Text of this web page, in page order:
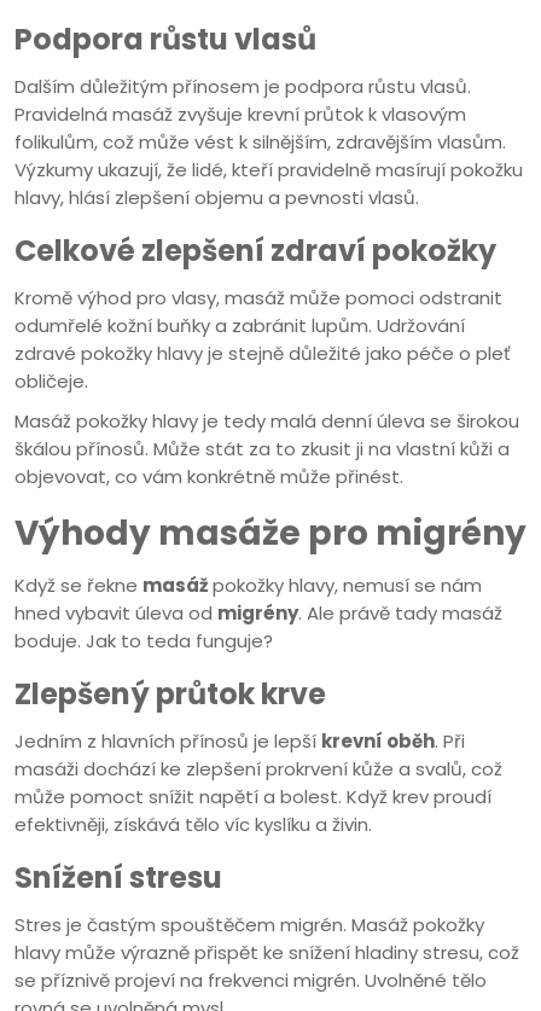
Podpora růstu vlasů
Dalším důležitým přínosem je podpora růstu vlasů.
Pravidelná masáž zvyšuje krevní průtok k vlasovým
folikulům, což může vést k silnějším, zdravějším vlasům.
Výzkumy ukazují, že lidé, kteří pravidelně masírují pokožku
hlavy, hlásí zlepšení objemu a pevnosti vlasů.
Celkové zlepšení zdraví pokožky
Kromě výhod pro vlasy, masáž může pomoci odstranit
odumřelé kožní buňky a zabránit lupům. Udržování
zdravé pokožky hlavy je stejně důležité jako péče o pleť
obličeje.
Masáž pokožky hlavy je tedy malá denní úleva se širokou
škálou přínosů. Může stát za to zkusit ji na vlastní kůži a
objevovat, co vám konkrétně může přinést.
Výhody masáže pro migrény
Když se řekne masážpokožky hlavy, nemusí se nám
hned vybavit úleva od migrény. Ale právě tady masáž
boduje. Jak to teda funguje?
Zlepšený průtok krve
Jedním z hlavních přínosů je lepší krevní oběh. Při
masáži dochází ke zlepšení prokrvení kůže a svalů, což
může pomoct snížit napětí a bolest. Když krev proudí
efektivněji, získává tělo víc kyslíku a živin.
Snížení stresu
Stres je častým spouštěčem migrén. Masáž pokožky
hlavy může výrazně přispět ke snížení hladiny stresu, což
se příznivě projeví na frekvenci migrén. Uvolněné tělo